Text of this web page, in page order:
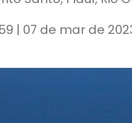
| 07 de mar de